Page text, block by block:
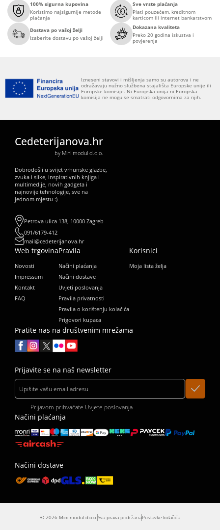
100% sigurna kupovina
Koristimo najsigurnije metode
plaćanja
Sve vrste plaćanja
Plati pouzećem, kreditnom
karticom ili internet bankarstvom
Dostava po vašoj želji
Izaberite dostavu po vašoj želji
Dokazana kvaliteta
Preko 20 godina iskustva i
povjerenja
Izneseni stavovi i mišljenja samo su autorova i ne
odražavaju nužno službena stajališta Europske unije ili
Europske komisije. Ni Europska unija ni Europska
komisija ne mogu se smatrati odgovornima za njih.
Cedeterijanova.hr
by Mini modul d.o.o.
Dobrodošli u svijet vrhunske glazbe,
zvuka i slike, inspirativnih knjiga i
multimedije, novih gadgeta i
najnovije tehnologije, sve na
jednom mjestu :)
Petrova ulica 138, 10000 Zagreb
091/6179-412
mail@cedeterijanova.hr
Web trgovina
Novosti
Impressum
Kontakt
FAQ
Pravila
Načini plaćanja
Načini dostave
Uvjeti poslovanja
Pravila privatnosti
Pravila o korištenju kolačića
Prigovori kupaca
Korisnici
Moja lista želja
Prijavite se na naš newsletter
Prijavom prihvaćate Uvjete poslovanja
Pratite nas na društvenim mrežama
Načini plaćanja
Načini dostave
© 2026 Mini modul d.o.o.Sva prava pridržanaPostavke kolačića